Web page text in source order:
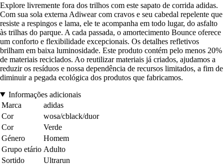
Explore livremente fora dos trilhos com este sapato de corrida adidas.
Com sua sola externa Adiwear com cravos e seu cabedal repelente que
resiste a respingos e lama, ele te acompanha em todo lugar, do asfalto
às trilhas do parque. A cada passada, o amortecimento Bounce oferece
um conforto e flexibilidade excepcionais. Os detalhes refletivos
brilham em baixa luminosidade. Este produto contém pelo menos 20%
de materiais reciclados. Ao reutilizar materiais já criados, ajudamos a
reduzir os resíduos e nossa dependência de recursos limitados, a fim de
diminuir a pegada ecológica dos produtos que fabricamos.
Informações adicionais
Marca
adidas
Cor
wosa/cblack/duor
Cor
Verde
Género
Homem
Grupo etário Adulto
Sortido
Ultrarun